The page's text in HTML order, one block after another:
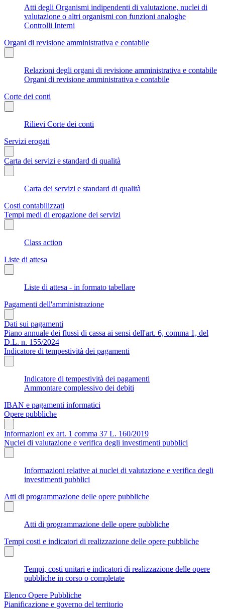
Atti degli Organismi indipendenti di valutazione, nuclei di
valutazione o altri organismi con funzioni analoghe
Controlli Interni
Organi di revisione amministrativa e contabile
Relazioni degli organi di revisione amministrativa e contabile
Organi di revisione amministrativa e contabile
Corte dei conti
Rilievi Corte dei conti
Servizi erogati
Carta dei servizi e standard di qualità
Carta dei servizi e standard di qualità
Costi contabilizzati
Tempi medi di erogazione dei servizi
Class action
Liste di attesa
Liste di attesa - in formato tabellare
Pagamenti dell'amministrazione
Dati sui pagamenti
Piano annuale dei flussi di cassa ai sensi dell'art. 6, comma 1, del
D.L. n. 155/2024
Indicatore di tempestività dei pagamenti
Indicatore di tempestività dei pagamenti
Ammontare complessivo dei debiti
IBAN e pagamenti informatici
Opere pubbliche
Informazioni ex art. 1 comma 37 L. 160/2019
Nuclei di valutazione e verifica degli investimenti pubblici
Informazioni relative ai nuclei di valutazione e verifica degli
investimenti pubblici
Atti di programmazione delle opere pubbliche
Atti di programmazione delle opere pubbliche
Tempi costi e indicatori di realizzazione delle opere pubbliche
Tempi, costi unitari e indicatori di realizzazione delle opere
pubbliche in corso o completate
Elenco Opere Pubbliche
Pianificazione e governo del territorio